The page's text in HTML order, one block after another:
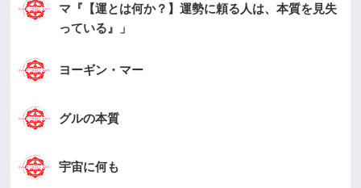
マ『【運とは何か？】運勢に頼る人は、本質を見失
っている』」
ヨーギン・マー
グルの本質
宇宙に何も